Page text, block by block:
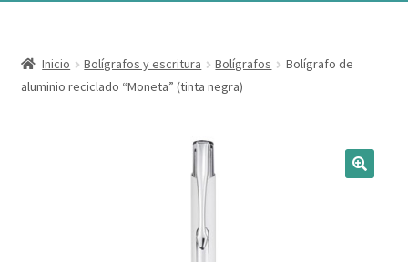
Nuestra empresa
hijo
Inicio Bolígrafos y escritura Bolígrafos
Bolígrafo de
aluminio reciclado “Moneta” (tinta negra)